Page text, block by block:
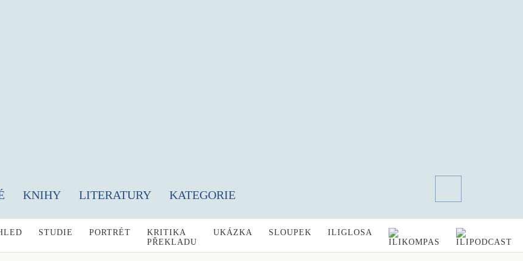
KNIHY LITERATURY KATEGORIE
STUDIE PORTRÉT
KRITIKA
PŘEKLADU
UKÁZKA SLOUPEK ILIGLOSA